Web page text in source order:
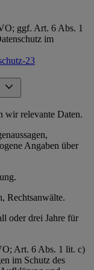
ggf. Art. 6 Abs. 1
im
23
wir relevante Daten.
Angaben über
Rechtsanwälte.
oder drei Jahre für
Art. 6 Abs. 1 lit. c)
im Schutz des